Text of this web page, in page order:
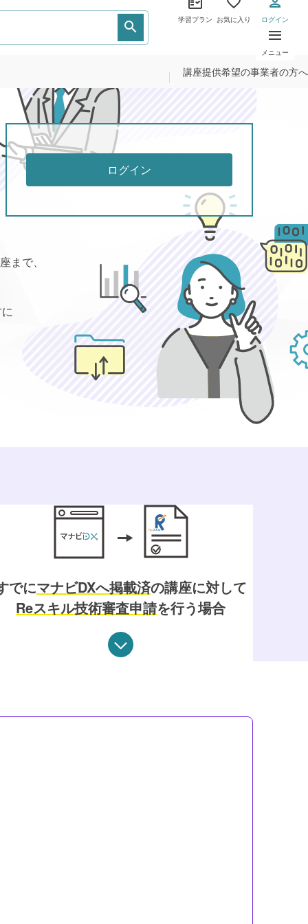
学習プラン お気に入り ログイン
メニュー
講座提供希望の事業者の方へ
まで、
ログイン
でにマナビDXへ掲載済の講座に対して
Reスキル技術審査申請を行う場合